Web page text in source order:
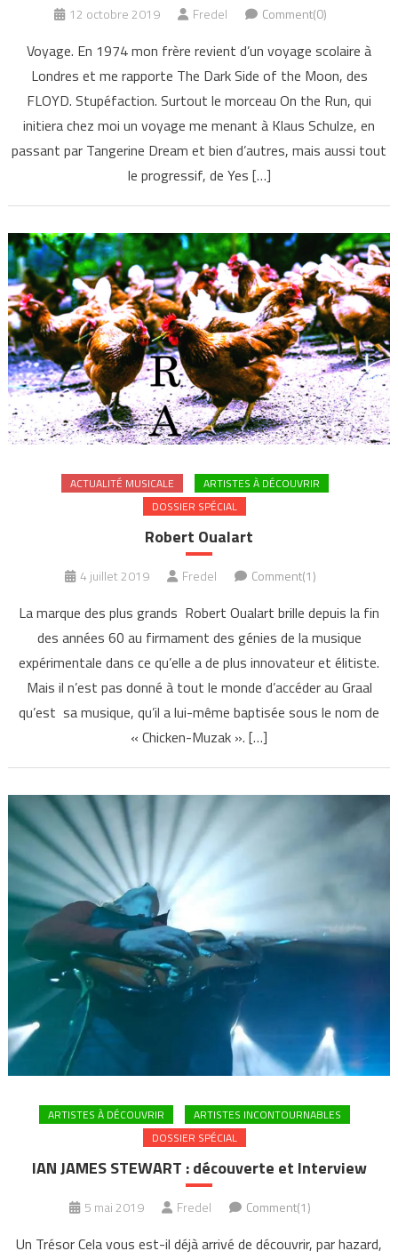
12 octobre 2019 Fredel Comment(0)
Voyage. En 1974 mon frère revient d’un voyage scolaire à
Londres et me rapporte The Dark Side of the Moon, des
FLOYD. Stupéfaction. Surtout le morceau On the Run, qui
initiera chez moi un voyage me menant à Klaus Schulze, en
passant par Tangerine Dream et bien d’autres, mais aussi tout
le progressif, de Yes […]
ACTUALITÉ MUSICALE
ARTISTES À DÉCOUVRIR
DOSSIER SPÉCIAL
Robert Oualart
4 juillet 2019 Fredel Comment(1)
La marque des plus grands Robert Oualart brille depuis la fin
des années 60 au firmament des génies de la musique
expérimentale dans ce qu’elle a de plus innovateur et élitiste.
Mais il n’est pas donné à tout le monde d’accéder au Graal
qu’est sa musique, qu’il a lui-même baptisée sous le nom de
« Chicken-Muzak ». […]
ARTISTES À DÉCOUVRIR
ARTISTES INCONTOURNABLES
DOSSIER SPÉCIAL
IAN JAMES STEWART : découverte et Interview
5 mai 2019 Fredel Comment(1)
Un Trésor Cela vous est-il déjà arrivé de découvrir, par hazard,